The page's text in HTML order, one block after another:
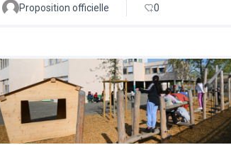
Proposition officielle 0